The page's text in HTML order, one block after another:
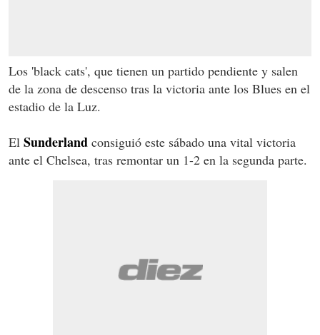
Los 'black cats', que tienen un partido pendiente y salen
de la zona de descenso tras la victoria ante los Blues en el
estadio de la Luz.
El Sunderland consiguió este sábado una vital victoria
ante el Chelsea, tras remontar un 1-2 en la segunda parte.